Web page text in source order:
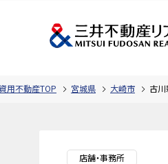
用不動産TOP 宮城県 大崎市 古
店舗・事務所